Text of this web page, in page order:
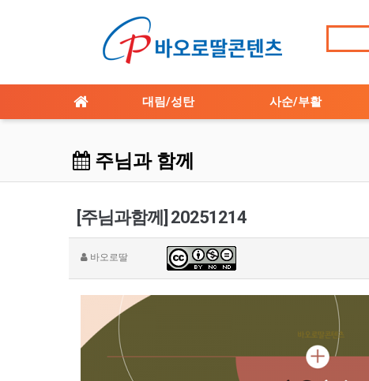
대림/성탄 사순/부활
주님과 함께
[주님과함께] 20251214
바오로딸